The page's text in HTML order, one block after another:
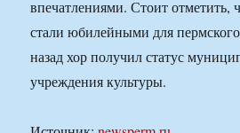
впечатлениями. Стоит отметить,
стали юбилейными для
назад хор получил статус
учреждения культуры.